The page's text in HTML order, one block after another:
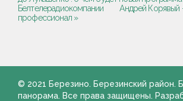
Белтелерадиокомпании
Андрей Корявый
профессионал »
© 2021 Березино. Березинский район.
панорама. Все права защищены.